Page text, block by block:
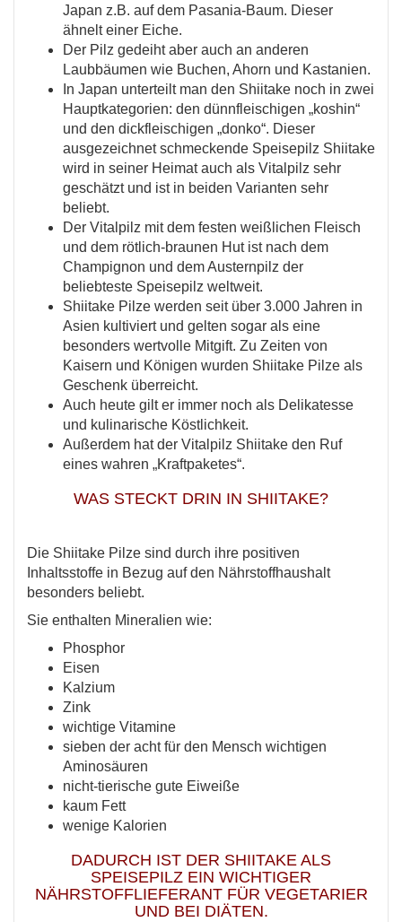
Japan z.B. auf dem Pasania-Baum. Dieser
ähnelt einer Eiche.
Der Pilz gedeiht aber auch an anderen
Laubbäumen wie Buchen, Ahorn und Kastanien.
In Japan unterteilt man den Shiitake noch in zwei
Hauptkategorien: den dünnfleischigen „koshin“
und den dickfleischigen „donko“. Dieser
ausgezeichnet schmeckende Speisepilz Shiitake
wird in seiner Heimat auch als Vitalpilz sehr
geschätzt und ist in beiden Varianten sehr
beliebt.
Der Vitalpilz mit dem festen weißlichen Fleisch
und dem rötlich-braunen Hut ist nach dem
Champignon und dem Austernpilz der
beliebteste Speisepilz weltweit.
Shiitake Pilze werden seit über 3.000 Jahren in
Asien kultiviert und gelten sogar als eine
besonders wertvolle Mitgift. Zu Zeiten von
Kaisern und Königen wurden Shiitake Pilze als
Geschenk überreicht.
Auch heute gilt er immer noch als Delikatesse
und kulinarische Köstlichkeit.
Außerdem hat der Vitalpilz Shiitake den Ruf
eines wahren „Kraftpaketes“.
WAS STECKT DRIN IN SHIITAKE?
Die Shiitake Pilze sind durch ihre positiven
Inhaltsstoffe in Bezug auf den Nährstoffhaushalt
besonders beliebt.
Sie enthalten Mineralien wie:
Phosphor
Eisen
Kalzium
Zink
wichtige Vitamine
sieben der acht für den Mensch wichtigen
Aminosäuren
nicht-tierische gute Eiweiße
kaum Fett
wenige Kalorien
DADURCH IST DER SHIITAKE ALS
SPEISEPILZ EIN WICHTIGER
NÄHRSTOFFLIEFERANT FÜR VEGETARIER
UND BEI DIÄTEN.